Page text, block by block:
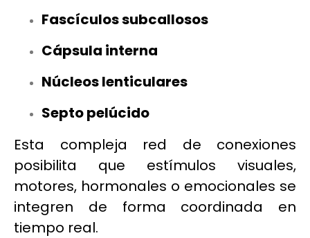
Fascículos subcallosos
Cápsula interna
Núcleos lenticulares
Septo pelúcido
Esta compleja red de conexiones
posibilita que estímulos visuales,
motores, hormonales o emocionales se
integren de forma coordinada en
tiempo real.